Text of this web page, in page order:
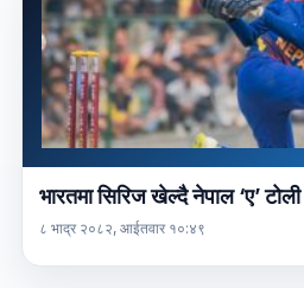
भारतमा सिरिज खेल्दै नेपाल ‘ए’ टोली
८ भाद्र २०८२, आईतवार १०:४९